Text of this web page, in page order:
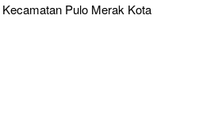
Pulo Merak Kota